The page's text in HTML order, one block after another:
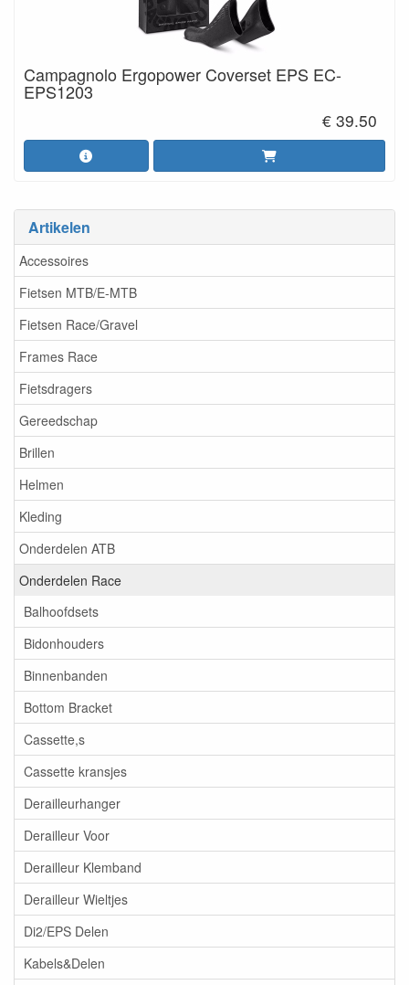
Artikelen
Accessoires
Fietsen MTB/E-MTB
Fietsen Race/Gravel
Frames Race
Fietsdragers
Gereedschap
Brillen
Helmen
Kleding
Onderdelen ATB
Onderdelen Race
Balhoofdsets
Bidonhouders
Binnenbanden
Bottom Bracket
Cassette,s
Cassette kransjes
Derailleurhanger
Derailleur Voor
Derailleur Klemband
Derailleur Wieltjes
Di2/EPS Delen
Kabels&Delen
Campagnolo Ergopower Coverset EPS EC-
EPS1203
€ 39.50